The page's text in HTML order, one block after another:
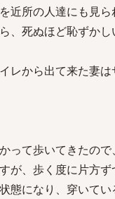
近所の人達にも見ら
、死ぬほど恥ずか
レから出て来た妻
って歩いてきたの
が、歩く度に片方
態になり、穿いて